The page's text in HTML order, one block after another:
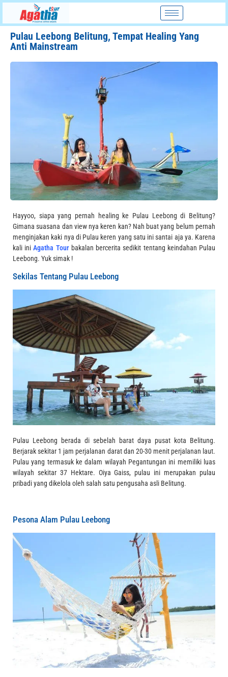
Pulau Leebong Belitung, Tempat Healing Yang
Anti Mainstream
Hayyoo, siapa yang pernah healing ke Pulau Leebong di Belitung?
Gimana suasana dan view nya keren kan? Nah buat yang belum pernah
menginjakan kaki nya di Pulau keren yang satu ini santai aja ya. Karena
kali iniAgatha Tourbakalan bercerita sedikit tentang keindahan Pulau
Leebong. Yuk simak !
Sekilas Tentang Pulau Leebong
Pulau Leebong berada di sebelah barat daya pusat kota Belitung.
Berjarak sekitar 1 jam perjalanan darat dan 20-30 menit perjalanan laut.
Pulau yang termasuk ke dalam wilayah Pegantungan ini memiliki luas
wilayah sekitar 37 Hektare. Oiya Gaiss, pulau ini merupakan pulau
pribadi yang dikelola oleh salah satu pengusaha asli Belitung.
Pesona Alam Pulau Leebong